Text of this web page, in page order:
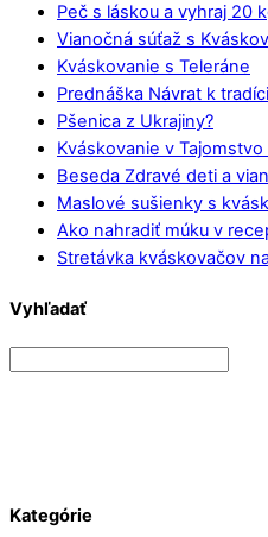
Peč s láskou a vyhraj 20
Vianočná súťaž s
Kváskovanie s Teleráne
Prednáška Návrat k
Pšenica z Ukrajiny?
Kváskovanie v
Beseda Zdravé deti a
Maslové sušienky s
Ako nahradiť múku v
Stretávka kváskovačov
Vyhľadať
Kategórie